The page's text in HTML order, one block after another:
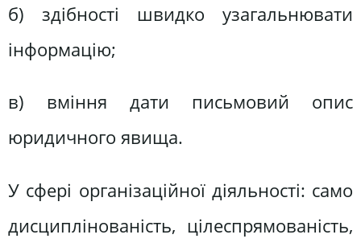
б) здібності швидко узагальнювати
інформацію;
в) вміння дати письмовий опис
юридичного явища.
У сфері організаційної діяльності: само
дисциплінованість, цілеспрямованість,